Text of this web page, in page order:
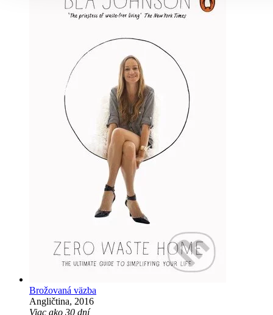
Brožovaná väzba
Angličtina, 2016
Viac ako 30 dní